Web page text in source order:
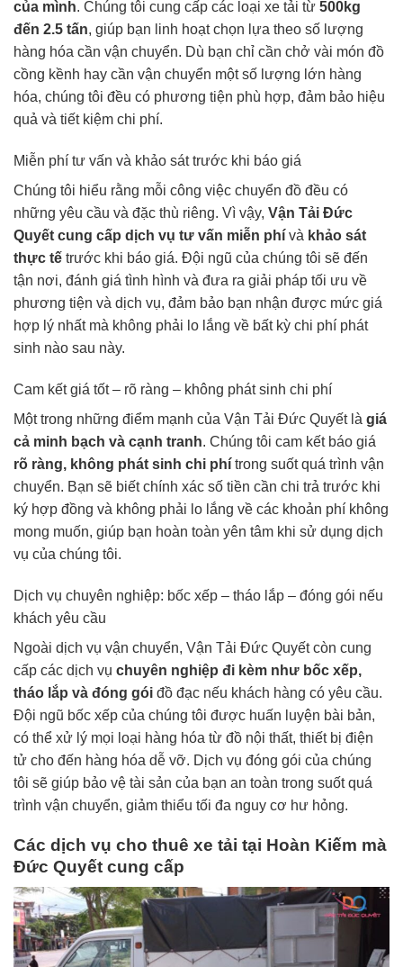
của mình. Chúng tôi cung cấp các loại xe tải từ 500kg
đến 2.5 tấn, giúp bạn linh hoạt chọn lựa theo số lượng
hàng hóa cần vận chuyển. Dù bạn chỉ cần chở vài món đồ
cồng kềnh hay cần vận chuyển một số lượng lớn hàng
hóa, chúng tôi đều có phương tiện phù hợp, đảm bảo hiệu
quả và tiết kiệm chi phí.
Miễn phí tư vấn và khảo sát trước khi báo giá
Chúng tôi hiểu rằng mỗi công việc chuyển đồ đều có
những yêu cầu và đặc thù riêng. Vì vậy, Vận Tải Đức
Quyết cung cấp dịch vụ tư vấn miễn phí và khảo sát
thực tế trước khi báo giá. Đội ngũ của chúng tôi sẽ đến
tận nơi, đánh giá tình hình và đưa ra giải pháp tối ưu về
phương tiện và dịch vụ, đảm bảo bạn nhận được mức giá
hợp lý nhất mà không phải lo lắng về bất kỳ chi phí phát
sinh nào sau này.
Cam kết giá tốt – rõ ràng – không phát sinh chi phí
Một trong những điểm mạnh của Vận Tải Đức Quyết là giá
cả minh bạch và cạnh tranh. Chúng tôi cam kết báo giá
rõ ràng, không phát sinh chi phí trong suốt quá trình vận
chuyển. Bạn sẽ biết chính xác số tiền cần chi trả trước khi
ký hợp đồng và không phải lo lắng về các khoản phí không
mong muốn, giúp bạn hoàn toàn yên tâm khi sử dụng dịch
vụ của chúng tôi.
Dịch vụ chuyên nghiệp: bốc xếp – tháo lắp – đóng gói nếu
khách yêu cầu
Ngoài dịch vụ vận chuyển, Vận Tải Đức Quyết còn cung
cấp các dịch vụ chuyên nghiệp đi kèm như bốc xếp,
tháo lắp và đóng gói đồ đạc nếu khách hàng có yêu cầu.
Đội ngũ bốc xếp của chúng tôi được huấn luyện bài bản,
có thể xử lý mọi loại hàng hóa từ đồ nội thất, thiết bị điện
tử cho đến hàng hóa dễ vỡ. Dịch vụ đóng gói của chúng
tôi sẽ giúp bảo vệ tài sản của bạn an toàn trong suốt quá
trình vận chuyển, giảm thiểu tối đa nguy cơ hư hỏng.
Các dịch vụ cho thuê xe tải tại Hoàn Kiếm mà
Đức Quyết cung cấp